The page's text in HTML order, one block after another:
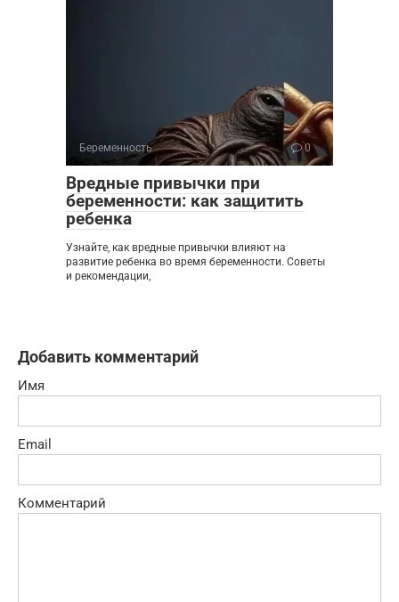
Беременность 0
Вредные привычки при
беременности: как защитить
ребенка
Узнайте, как вредные привычки влияют на
развитие ребенка во время беременности. Советы
и рекомендации,
Добавить комментарий
Имя
Email
Комментарий